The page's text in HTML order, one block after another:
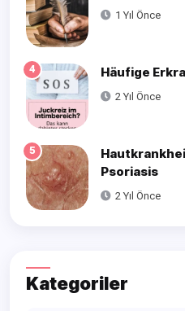
1 Yıl Önce
4 Häufige
2 Yıl Önce
5
Psoriasis
2 Yıl Önce
Kategoriler